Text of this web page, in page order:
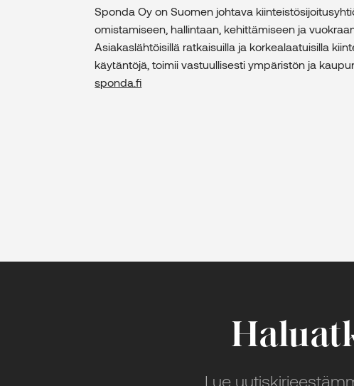
Sponda Oy on Suomen johtava
omistamiseen, hallintaan, kehittämiseen ja
Asiakaslähtöisillä ratkaisuilla ja korkealaatuisilla
käytäntöjä, toimii vastuullisesti ympäristön ja
sponda.fi